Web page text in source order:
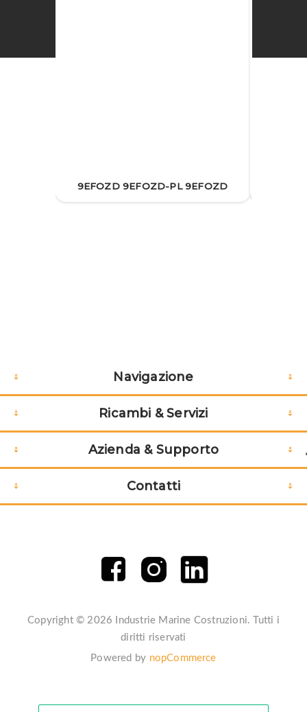
9EFOZD 9EFOZD-PL 9EFOZD
Navigazione
Ricambi & Servizi
Azienda & Supporto
Contatti
Copyright © 2026 Industrie Marine Costruzioni. Tutti i
diritti riservati
Powered by nopCommerce